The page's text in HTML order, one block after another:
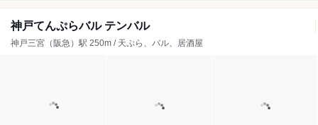
神戸てんぷらバル テンバル
神戸三宮（阪急）駅 250m / 天ぷら、バル、居酒屋